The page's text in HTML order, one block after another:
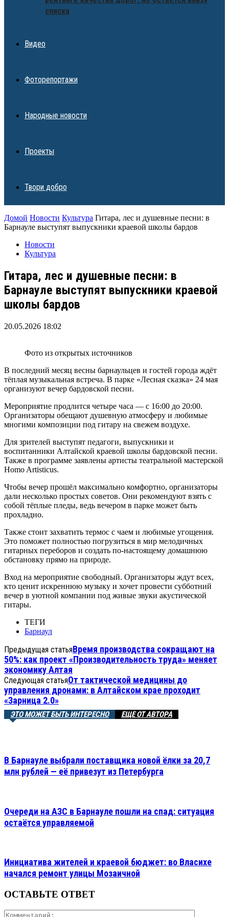
списка
Видео
Фоторепортажи
Народные новости
Проекты
Твори добро
Домой Новости Культура Гитара, лес и душевные песни: в
Барнауле выступят выпускники краевой школы бардов
Новости
Культура
Гитара, лес и душевные песни: в
Барнауле выступят выпускники краевой
школы бардов
20.05.2026 18:02
Фото из открытых источников
В последний месяц весны барнаульцев и гостей города ждёт
тёплая музыкальная встреча. В парке «Лесная сказка» 24 мая
организуют вечер бардовской песни.
Мероприятие продлится четыре часа — с 16:00 до 20:00.
Организаторы обещают душевную атмосферу и любимые
многими композиции под гитару на свежем воздухе.
Для зрителей выступят педагоги, выпускники и
воспитанники Алтайской краевой школы бардовской песни.
Также в программе заявлены артисты театральной мастерской
Homo Artisticus.
Чтобы вечер прошёл максимально комфортно, организаторы
дали несколько простых советов. Они рекомендуют взять с
собой тёплые пледы, ведь вечером в парке может быть
прохладно.
Также стоит захватить термос с чаем и любимые угощения.
Это поможет полностью погрузиться в мир мелодичных
гитарных переборов и создать по-настоящему домашнюю
обстановку прямо на природе.
Вход на мероприятие свободный. Организаторы ждут всех,
кто ценит искреннюю музыку и хочет провести субботний
вечер в уютной компании под живые звуки акустической
гитары.
ТЕГИ
Барнаул
Предыдущая статьяВремя производства сокращают на
50%: как проект «Производительность труда» меняет
экономику Алтая
Следующая статьяОт тактической медицины до
управления дронами: в Алтайском крае проходит
«Зарница 2.0»
ЭТО МОЖЕТ БЫТЬ ИНТЕРЕСНО ЕЩЕ ОТ АВТОРА
В Барнауле выбрали поставщика новой ёлки за 20,7
млн рублей — её привезут из Петербурга
Очереди на АЗС в Барнауле пошли на спад: ситуация
остаётся управляемой
Инициатива жителей и краевой бюджет: во Власихе
начался ремонт улицы Мозаичной
ОСТАВЬТЕ ОТВЕТ